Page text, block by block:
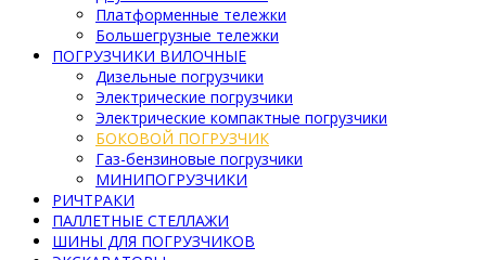
Платформенные тележки
Большегрузные тележки
ПОГРУЗЧИКИ ВИЛОЧНЫЕ
Дизельные погрузчики
Электрические погрузчики
Электрические компактные погрузчики
БОКОВОЙ ПОГРУЗЧИК
Газ-бензиновые погрузчики
МИНИПОГРУЗЧИКИ
РИЧТРАКИ
ПАЛЛЕТНЫЕ СТЕЛЛАЖИ
ШИНЫ ДЛЯ ПОГРУЗЧИКОВ